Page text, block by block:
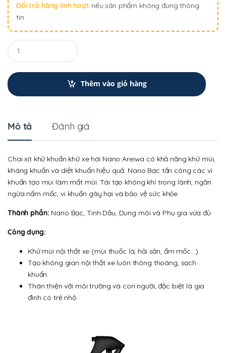
Đổi trả hàng linh hoạt nếu sản phẩm không đúng thông
tin.
Q
u
a
t
i
Thêm vào giỏ hàng
Mô tả Đánh giá
Chai xịt khử khuẩn khử xe hơi Nano Areiwa có khả năng khử mùi,
kháng khuẩn và diệt khuẩn hiệu quả. Nano Bạc tấn công các vi
khuẩn tạo mùi làm mất mùi. Tái tạo không khí trong lành, ngăn
ngừa nấm mốc, vi khuẩn gây hại và bảo vệ sức khỏe.
Thành phần: Nano Bạc, Tinh Dầu, Dung môi và Phụ gia vừa đủ
Công dụng:
Khử mùi nội thất xe (mùi thuốc lá, hải sản, ẩm mốc…)
Tạo không gian nội thất xe luôn thông thoáng, sạch
khuẩn.
Thân thiện với môi trường và con người, đặc biệt là gia
đình có trẻ nhỏ